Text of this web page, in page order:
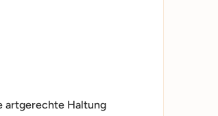
artgerechte Haltung